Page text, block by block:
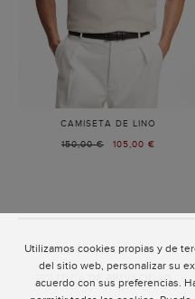
Utilizamos cookies propias y de
del sitio web, personalizar su
acuerdo con sus preferencias.
CAMISETA DE LINO
PRECIO
150,00 €
PRECIO
105,00 €
ATENCIÓN AL CLIENTE
POLÍTICA DE PRIVACIDAD